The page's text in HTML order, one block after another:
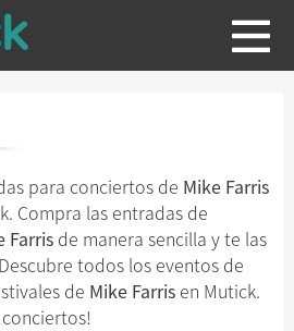
para conciertos de Mike Farris
Compra las entradas de
Farris de manera sencilla y te las
todos los eventos de
de Mike Farris en Mutick.